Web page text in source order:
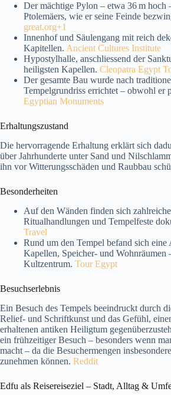
Der mächtige Pylon – etwa 36 m hoch
Ptolemäers, wie er seine Feinde
great.org+1
Innenhof und Säulengang mit reich
Kapitellen. Ancient Cultures Institute
Hypostylhalle, anschliessend der
heiligsten Kapellen. Cleopatra Egypt
Der gesamte Bau wurde nach
Tempelgrundriss errichtet – obwohl er
Egyptian Monuments
Erhaltungszustand
Die hervorragende Erhaltung erklärt sich
über Jahrhunderte unter Sand und
ihn vor Witterungsschäden und Raubbau
Besonderheiten
Auf den Wänden finden sich
Ritualhandlungen und Tempelfeste
Travel
Rund um den Tempel befand sich eine
Kapellen, Speicher- und Wohnräumen
Kultzentrum. Tour Egypt
Besuchserlebnis
Ein Besuch des Tempels beeindruckt durch
Relief‑ und Schriftkunst und das Gefühl,
erhaltenen antiken Heiligtum
ein frühzeitiger Besuch – besonders wenn
macht – da die Besuchermengen
zunehmen können. Reddit
Edfu als Reisereiseziel – Stadt, Alltag &